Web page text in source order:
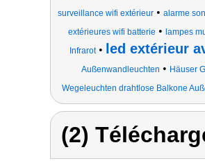
surveillance wifi extérieur • alarme
extérieures wifi batterie • lampes
Infrarot• led extérieur
Außenwandleuchten • Häuser
Wegeleuchten drahtlose Balkone
(2)